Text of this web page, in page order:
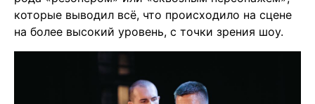
которые выводил всё, что происходило на сцене
на более высокий уровень, с точки зрения шоу.